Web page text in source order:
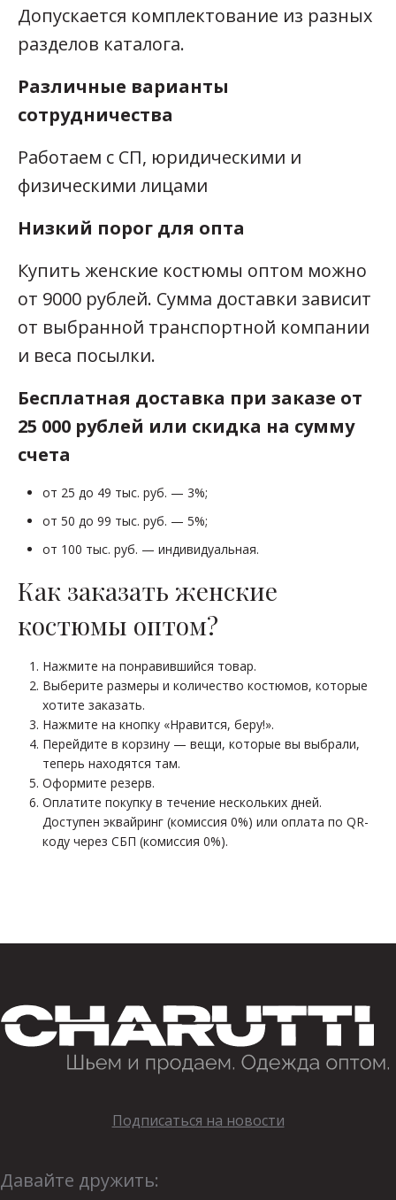
Допускается комплектование из разных
разделов каталога.
Различные варианты
сотрудничества
Работаем с СП, юридическими и
физическими лицами
Низкий порог для опта
Купить женские костюмы оптом можно
от 9000 рублей. Сумма доставки зависит
от выбранной транспортной компании
и веса посылки.
Бесплатная доставка при заказе от
25 000 рублей или скидка на сумму
счета
от 25 до 49 тыс. руб. — 3%;
от 50 до 99 тыс. руб. — 5%;
от 100 тыс. руб. — индивидуальная.
Как заказать женские
костюмы оптом?
Нажмите на понравившийся товар.
Выберите размеры и количество костюмов, которые
хотите заказать.
Нажмите на кнопку «Нравится, беру!».
Перейдите в корзину — вещи, которые вы выбрали,
теперь находятся там.
Оформите резерв.
Оплатите покупку в течение нескольких дней.
Доступен эквайринг (комиссия 0%) или оплата по QR-
коду через СБП (комиссия 0%).
Подписаться на новости
Давайте дружить: